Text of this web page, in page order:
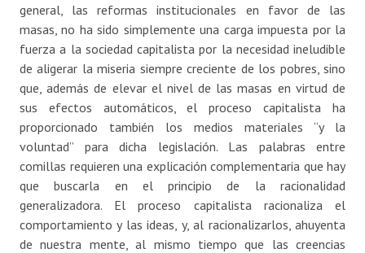
general, las reformas institucionales en favor de las
masas, no ha sido simplemente una carga impuesta por la
fuerza a la sociedad capitalista por la necesidad ineludible
de aligerar la miseria siempre creciente de los pobres, sino
que, además de elevar el nivel de las masas en virtud de
sus efectos automáticos, el proceso capitalista ha
proporcionado también los medios materiales “y la
voluntad” para dicha legislación. Las palabras entre
comillas requieren una explicación complementaria que hay
que buscarla en el principio de la racionalidad
generalizadora. El proceso capitalista racionaliza el
comportamiento y las ideas, y, al racionalizarlos, ahuyenta
de nuestra mente, al mismo tiempo que las creencias